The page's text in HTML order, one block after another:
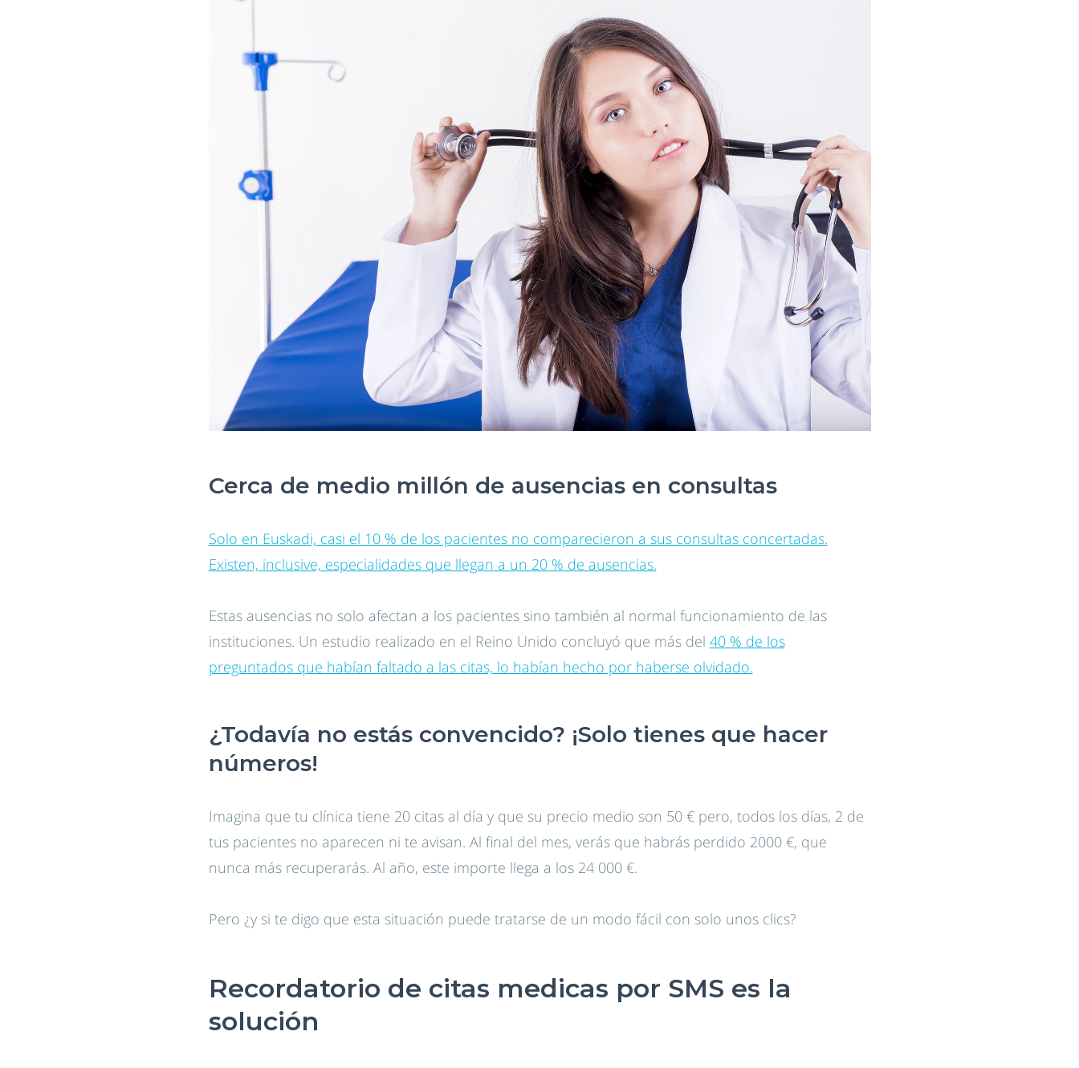
Cerca de medio millón de ausencias en consultas
Solo en Euskadi, casi el 10 % de los pacientes no comparecieron a sus consultas concertadas.
Existen, inclusive, especialidades que llegan a un 20 % de ausencias.
Estas ausencias no solo afectan a los pacientes sino también al normal funcionamiento de las
instituciones. Un estudio realizado en el Reino Unido concluyó que más del 40 % de los
preguntados que habían faltado a las citas, lo habían hecho por haberse olvidado.
¿Todavía no estás convencido? ¡Solo tienes que hacer
números!
Imagina que tu clínica tiene 20 citas al día y que su precio medio son 50 € pero, todos los días, 2 de
tus pacientes no aparecen ni te avisan. Al final del mes, verás que habrás perdido 2000 €, que
nunca más recuperarás. Al año, este importe llega a los 24 000 €.
Pero ¿y si te digo que esta situación puede tratarse de un modo fácil con solo unos clics?
Recordatorio de citas medicas por SMS es la
solución